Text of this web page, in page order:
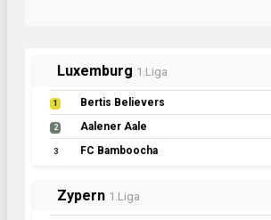
Luxemburg 1.Liga
1 Bertis Believers
2 Aalener Aale
3 FC Bamboocha
Zypern 1.Liga